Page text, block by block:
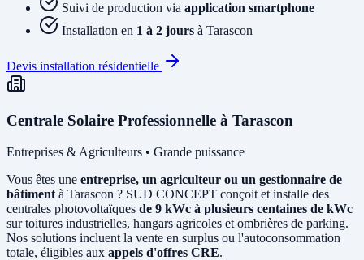
Suivi de production via application smartphone
Installation en 1 à 2 jours à Tarascon
Devis installation résidentielle
Centrale Solaire Professionnelle à Tarascon
Entreprises & Agriculteurs • Grande puissance
Vous êtes une entreprise, un agriculteur ou un gestionnaire de
bâtiment à Tarascon ? SUD CONCEPT conçoit et installe des
centrales photovoltaïques de 9 kWc à plusieurs centaines de kWc
sur toitures industrielles, hangars agricoles et ombrières de parking.
Nos solutions incluent la vente en surplus ou l'autoconsommation
totale, éligibles aux appels d'offres CRE.